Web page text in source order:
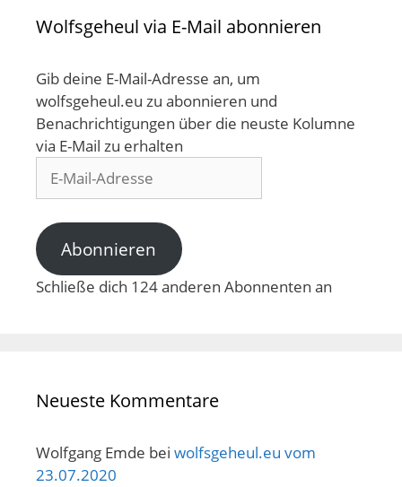
Wolfsgeheul via E-Mail abonnieren
Gib deine E-Mail-Adresse an, um
wolfsgeheul.eu zu abonnieren und
Benachrichtigungen über die neuste Kolumne
via E-Mail zu erhalten
Mail-
Abonnieren
Schließe dich 124 anderen Abonnenten an
Neueste Kommentare
Wolfgang Emde bei wolfsgeheul.eu vom
23.07.2020